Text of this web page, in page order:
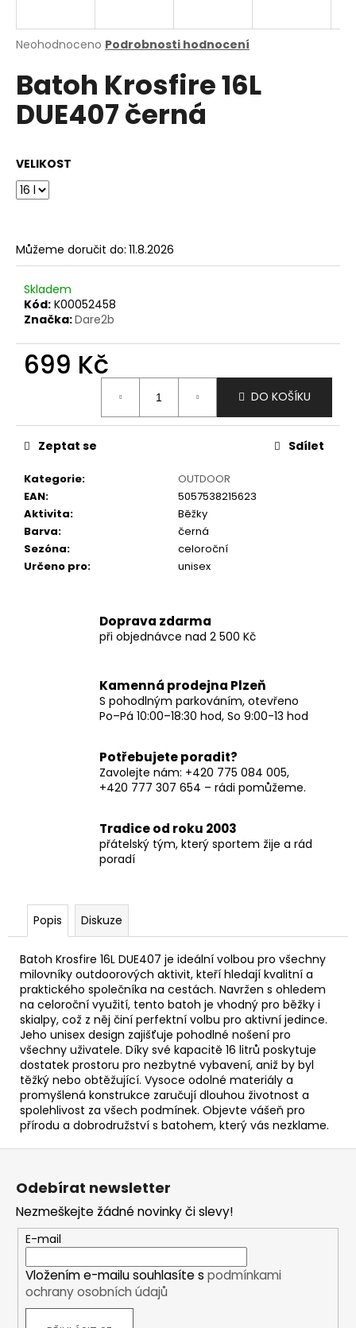
Průměrné
produktu
je
0,0
Neohodnoceno Podrobnosti hodnocení
Batoh Krosfire 16L
DUE407 černá
VELIKOST
Můžeme doručit do: 11.8.2026
Skladem
Kód: K00052458
Značka:Dare2b
699 Kč
DO KOŠÍKU
Kategorie:
OUTDOOR
EAN:
5057538215623
Aktivita:
Běžky
Barva:
černá
Sezóna:
celoroční
Určeno pro: unisex
Zeptat se Sdílet
Doprava zdarma
při objednávce nad 2 500 Kč
Kamenná prodejna Plzeň
S pohodlným parkováním, otevřeno
Po–Pá 10:00–18:30 hod, So 9:00-13 hod
Potřebujete poradit?
Zavolejte nám: +420 775 084 005,
+420 777 307 654 – rádi pomůžeme.
Tradice od roku 2003
přátelský tým, který sportem žije a rád
poradí
Popis Diskuze
Batoh Krosfire 16L DUE407 je ideální volbou pro všechny
milovníky outdoorových aktivit, kteří hledají kvalitní a
praktického společníka na cestách. Navržen s ohledem
na celoroční využití, tento batoh je vhodný pro běžky i
skialpy, což z něj činí perfektní volbu pro aktivní jedince.
Jeho unisex design zajišťuje pohodlné nošení pro
všechny uživatele. Díky své kapacitě 16 litrů poskytuje
dostatek prostoru pro nezbytné vybavení, aniž by byl
těžký nebo obtěžující. Vysoce odolné materiály a
promyšlená konstrukce zaručují dlouhou životnost a
spolehlivost za všech podmínek. Objevte vášeň pro
přírodu a dobrodružství s batohem, který vás nezklame.
j
t
?
D
o
p
o
u
u
m
e
Z
Odebírat newsletter
Nezmeškejte žádné novinky či slevy!
E-mail
Vložením e-mailu souhlasíte s podmínkami
ochrany osobních údajů